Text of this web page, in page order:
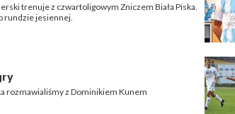
trenuje z czwartoligowym Zniczem Biała Piska.
rundzie jesiennej.
rozmawialiśmy z Dominikiem Kunem